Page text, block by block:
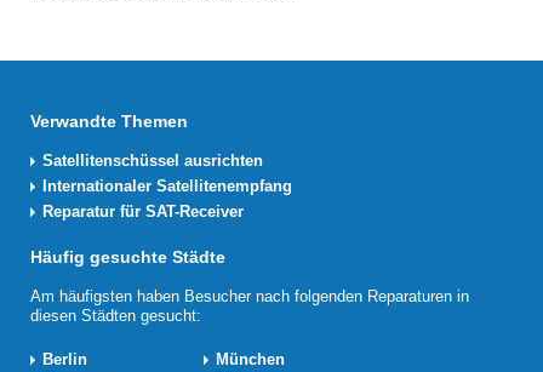
Verwandte Themen
Satellitenschüssel ausrichten
Internationaler Satellitenempfang
Reparatur für SAT-Receiver
Häufig gesuchte Städte
Am häufigsten haben Besucher nach folgenden Reparaturen in
diesen Städten gesucht:
Berlin
München